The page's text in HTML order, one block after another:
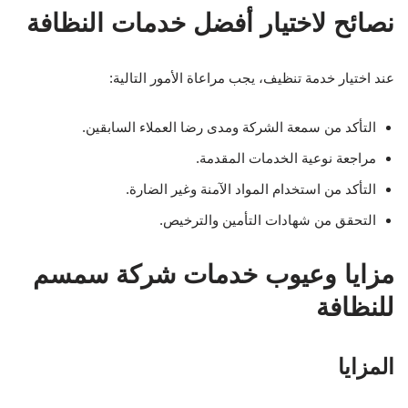
التأكد من استخدام المواد الآمنة وغير الضارة.
مزايا وعيوب خدمات شركة سمسم
للنظافة
المزايا
احترافية عالية في العمل.
استجابة سريعة لطلبات العملاء.
فريق عمل مدرب ومؤهل.